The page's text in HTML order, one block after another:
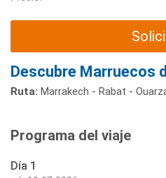
Descubre Marruecos
Ruta: Marrakech - Rabat -
Programa del viaje
Día 1